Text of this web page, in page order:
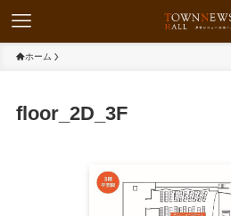
ホーム
floor_2D_3F